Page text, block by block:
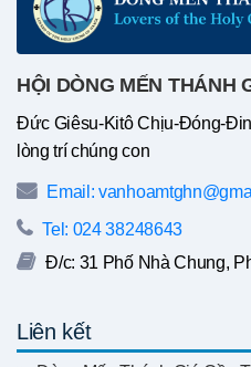
HỘI DÒNG MẾN THÁNH
Đức Giêsu-Kitô Chịu-Đóng-
lòng trí chúng con
Email:
Tel: 024 38248643
Đ/c: 31 Phố Nhà Chung,
Liên kết